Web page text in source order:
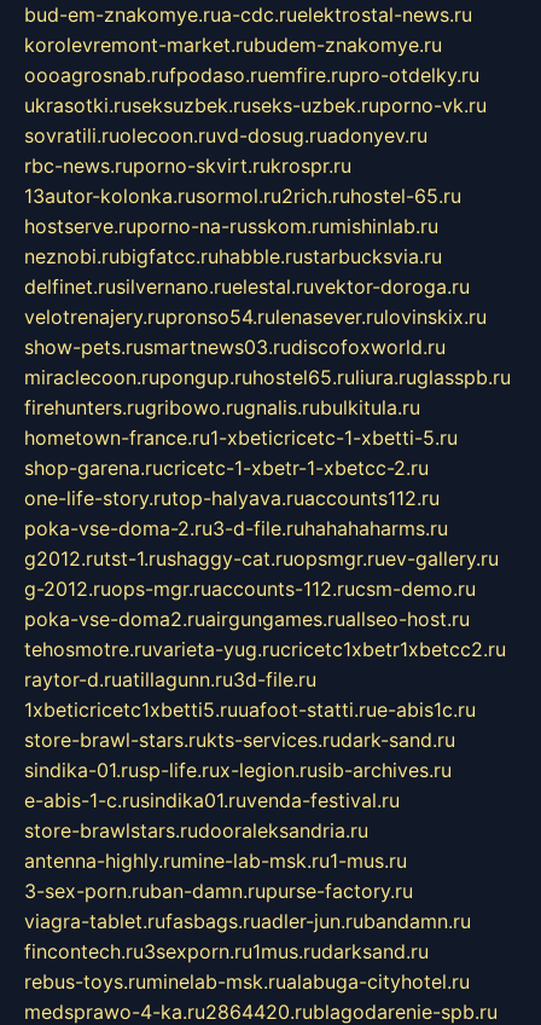
bud-em-znakomye.rua-cdc.ruelektrostal-news.ru
korolevremont-market.rubudem-znakomye.ru
oooagrosnab.rufpodaso.ruemfire.rupro-otdelky.ru
ukrasotki.ruseksuzbek.ruseks-uzbek.ruporno-vk.ru
sovratili.ruolecoon.ruvd-dosug.ruadonyev.ru
rbc-news.ruporno-skvirt.rukrospr.ru
13autor-kolonka.rusormol.ru2rich.ruhostel-65.ru
hostserve.ruporno-na-russkom.rumishinlab.ru
neznobi.rubigfatcc.ruhabble.rustarbucksvia.ru
delfinet.rusilvernano.ruelestal.ruvektor-doroga.ru
velotrenajery.rupronso54.rulenasever.rulovinskix.ru
show-pets.rusmartnews03.rudiscofoxworld.ru
miraclecoon.rupongup.ruhostel65.ruliura.ruglasspb.ru
firehunters.rugribowo.rugnalis.rubulkitula.ru
hometown-france.ru1-xbeticricetc-1-xbetti-5.ru
shop-garena.rucricetc-1-xbetr-1-xbetcc-2.ru
one-life-story.rutop-halyava.ruaccounts112.ru
poka-vse-doma-2.ru3-d-file.ruhahahaharms.ru
g2012.rutst-1.rushaggy-cat.ruopsmgr.ruev-gallery.ru
g-2012.ruops-mgr.ruaccounts-112.rucsm-demo.ru
poka-vse-doma2.ruairgungames.ruallseo-host.ru
tehosmotre.ruvarieta-yug.rucricetc1xbetr1xbetcc2.ru
raytor-d.ruatillagunn.ru3d-file.ru
1xbeticricetc1xbetti5.ruuafoot-statti.rue-abis1c.ru
store-brawl-stars.rukts-services.rudark-sand.ru
sindika-01.rusp-life.rux-legion.rusib-archives.ru
e-abis-1-c.rusindika01.ruvenda-festival.ru
store-brawlstars.rudooraleksandria.ru
antenna-highly.rumine-lab-msk.ru1-mus.ru
3-sex-porn.ruban-damn.rupurse-factory.ru
viagra-tablet.rufasbags.ruadler-jun.rubandamn.ru
fincontech.ru3sexporn.ru1mus.rudarksand.ru
rebus-toys.ruminelab-msk.rualabuga-cityhotel.ru
medsprawo-4-ka.ru2864420.rublagodarenie-spb.ru